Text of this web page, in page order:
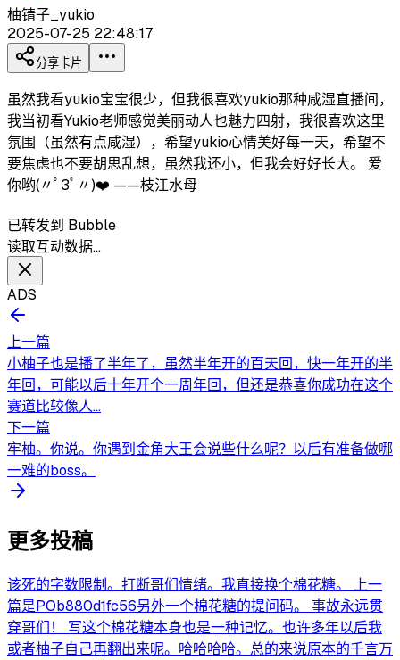
柚锖子_yukio
2025-07-25 22:48:17
分享卡片
虽然我看yukio宝宝很少，但我很喜欢yukio那种咸湿直播间，
我当初看Yukio老师感觉美丽动人也魅力四射，我很喜欢这里
氛围（虽然有点咸湿），希望yukio心情美好每一天，希望不
要焦虑也不要胡思乱想，虽然我还小，但我会好好长大。 爱
你哟(⁠〃ﾟ⁠3ﾟ⁠〃⁠)❤️ ——枝江水母
已转发到 Bubble
读取互动数据…
ADS
上一篇
小柚子也是播了半年了，虽然半年开的百天回，快一年开的半
年回，可能以后十年开个一周年回，但还是恭喜你成功在这个
赛道比较像人...
下一篇
牢柚。你说。你遇到金角大王会说些什么呢？以后有准备做哪
一难的boss。
更多投稿
该死的字数限制。打断哥们情绪。我直接换个棉花糖。 上一
篇是POb880d1fc56另外一个棉花糖的提问码。 事故永远贯
穿哥们！ 写这个棉花糖本身也是一种记忆。也许多年以后我
或者柚子自己再翻出来呢。哈哈哈哈。总的来说原本的千言万